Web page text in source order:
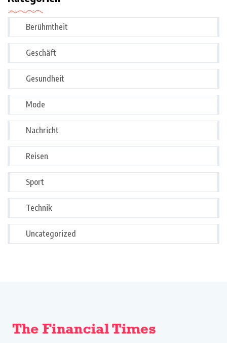
Berühmtheit
Geschäft
Gesundheit
Mode
Nachricht
Reisen
Sport
Technik
Uncategorized